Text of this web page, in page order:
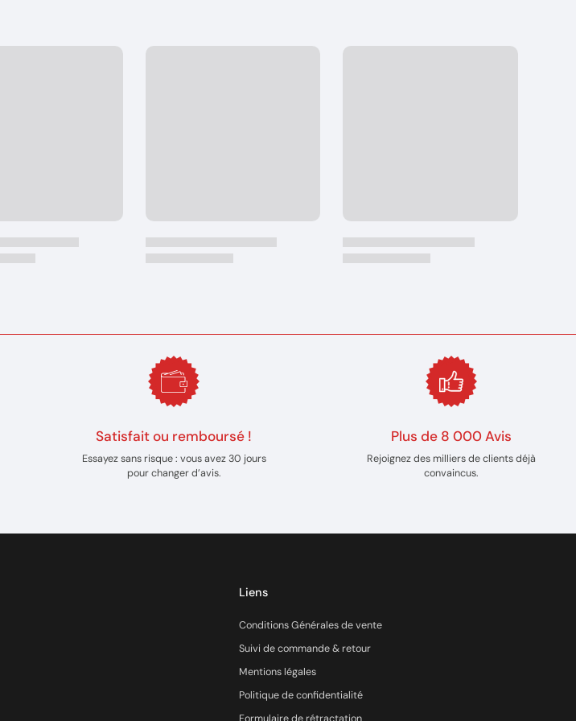
Satisfait ou remboursé !
Essayez sans risque : vous avez 30 jours
pour changer d’avis.
Plus de 8 000 Avis
Rejoignez des milliers de clients déjà
convaincus.
Liens
Conditions Générales de vente
Suivi de commande & retour
Mentions légales
Politique de confidentialité